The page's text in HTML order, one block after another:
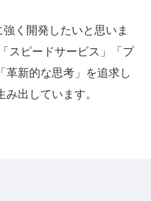
く開発したいと思いま
スピードサービス」「プ
革新的な思考」を追求し
出しています。